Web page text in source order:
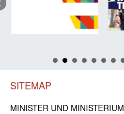
SITEMAP
MINISTER UND MINIST­ERIUM